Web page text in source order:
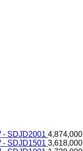
- SDJD2001 4,874,000
- SDJD1501 3,618,000